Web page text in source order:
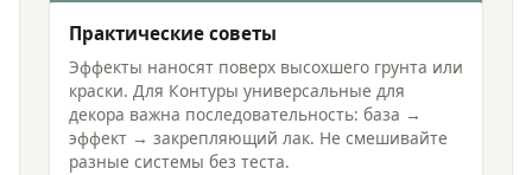
Практические советы
Эффекты наносят поверх высохшего грунта или
краски. Для Контуры универсальные для
декора важна последовательность: база →
эффект → закрепляющий лак. Не смешивайте
разные системы без теста.